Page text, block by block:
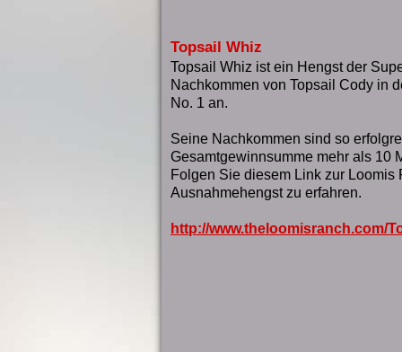
Topsail Whiz
Topsail Whiz ist ein Hengst der
Nachkommen von Topsail Cody in
No. 1 an.
Seine Nachkommen sind so
Gesamtgewinnsumme mehr als 10
Folgen Sie diesem Link zur Loomis
Ausnahmehengst zu erfahren.
http://www.theloomisranch.com/